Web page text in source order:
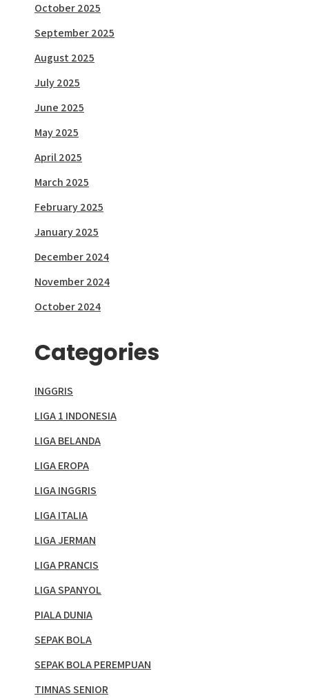
October 2025
September 2025
August 2025
July 2025
June 2025
May 2025
April 2025
March 2025
February 2025
January 2025
December 2024
November 2024
October 2024
Categories
INGGRIS
LIGA 1 INDONESIA
LIGA BELANDA
LIGA EROPA
LIGA INGGRIS
LIGA ITALIA
LIGA JERMAN
LIGA PRANCIS
LIGA SPANYOL
PIALA DUNIA
SEPAK BOLA
SEPAK BOLA PEREMPUAN
TIMNAS SENIOR